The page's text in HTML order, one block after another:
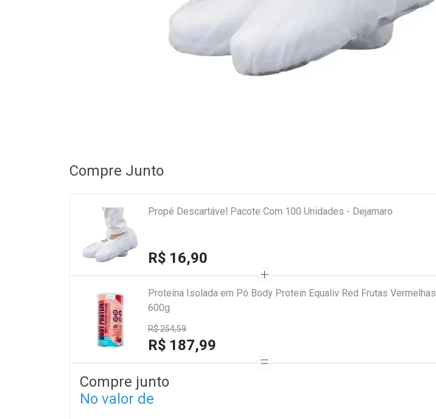
Compre Junto
Propé Descartável Pacote Com 100 Unidades - Dejamaro
R$ 16,90
Proteína Isolada em Pó Body Protein Equaliv Red Frutas Vermelhas
600g
R$ 254,59
R$ 187,99
Compre junto
No valor de